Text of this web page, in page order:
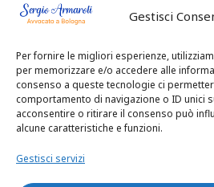
Gestisci
Per fornire le migliori esperienze,
per memorizzare e/o accedere alle
consenso a queste tecnologie ci
comportamento di navigazione o ID unici
acconsentire o ritirare il consenso può
alcune caratteristiche e funzioni.
Gestisci servizi